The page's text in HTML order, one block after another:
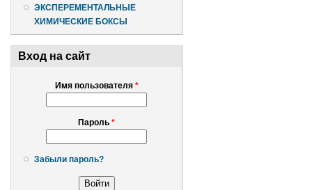
ЭКСПЕРЕМЕНТАЛЬНЫЕ
ХИМИЧЕСКИЕ БОКСЫ
Вход на сайт
Имя пользователя *
Пароль *
Забыли пароль?